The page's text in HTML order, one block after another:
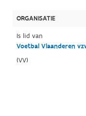
ORGANISATIE
Is lid van
Voetbal Vlaanderen
(VV)